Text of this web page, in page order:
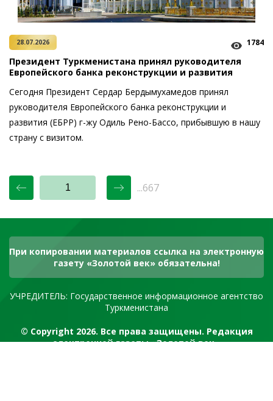
28.07.2026 1784
Президент Туркменистана принял руководителя
Европейского банка реконструкции и развития
Сегодня Президент Сердар Бердымухамедов принял
руководителя Европейского банка реконструкции и
развития (ЕБРР) г-жу Одиль Рено-Бассо, прибывшую в нашу
страну с визитом.
...667
При копировании материалов ссылка на электронную
газету «Золотой век» обязательна!
УЧРЕДИТЕЛЬ: Государственное информационное агентство
Туркменистана
© Copyright 2026. Все права защищены. Редакция
электронной газеты «Золотой век»